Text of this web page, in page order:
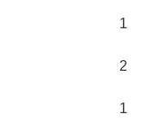
1
2
1